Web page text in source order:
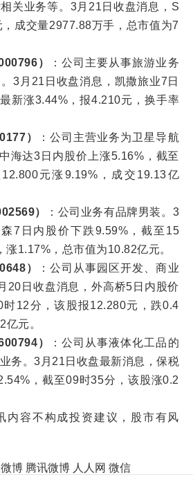
关业务等。3月21日收盘消息，S
成交量2977.88万手，总市值为7
）
：公司主要从事旅游业务
3月21日收盘消息，凯撒旅业7日
新涨3.44%，报4.210元，换手率
）
：公司主营业务为卫星导航
海达3日内股价上涨5.16%，截至
元涨9.19%，成交19.13亿
）
：公司业务有品牌男装。3
7日内股价下跌9.59%，截至15
1.17%，总市值为10.82亿元。
）
：公司从事园区开发、商业
20日收盘消息，外高桥5日内股价
12分，该股报12.280元，跌0.4
元。
）
：公司从事液体化工品的
务。3月21日收盘最新消息，保税
，截至09时35分，该股涨0.2
容不构成投资建议，股市有风
博 腾讯微博 人人网 微信